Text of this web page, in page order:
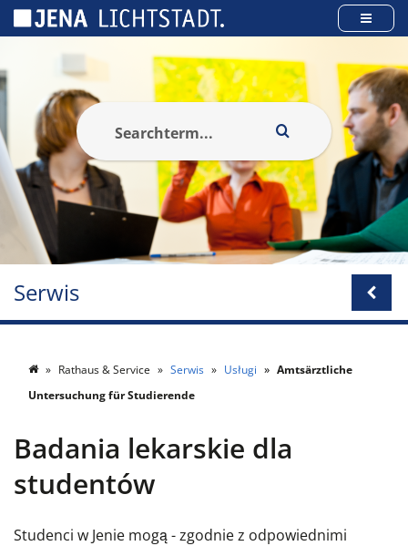
Serwis
Rathaus & Service Serwis Usługi
Amtsärztliche
Untersuchung für Studierende
Badania lekarskie dla
studentów
Studenci w Jenie mogą - zgodnie z odpowiednimi
Panel zarządzania plikami cookies